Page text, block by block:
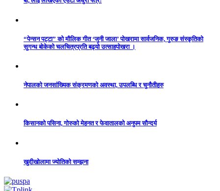
“पेन्सन पट्टा” को मौलिक गीत ‘जुनी जाला’ पोखरामा सार्वजनिक, गुरुङ संस्कृतिको
सुगन्ध बोकेको चलचित्रप्रति बढ्यो उत्साहपोखरा ।
नेपालको जनसांख्यिक संक्रमणको अवस्था, उपलब्धि र चुनौतीहरु
किसानको पसिना, गोरुको मेहनत र फेवातालको अनुपम सौन्दर्य
खुदीखोलामा ज्योतिको सम्झना